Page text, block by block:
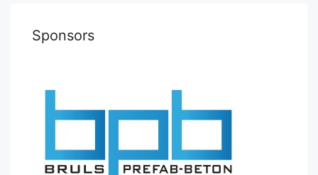
Sponsors